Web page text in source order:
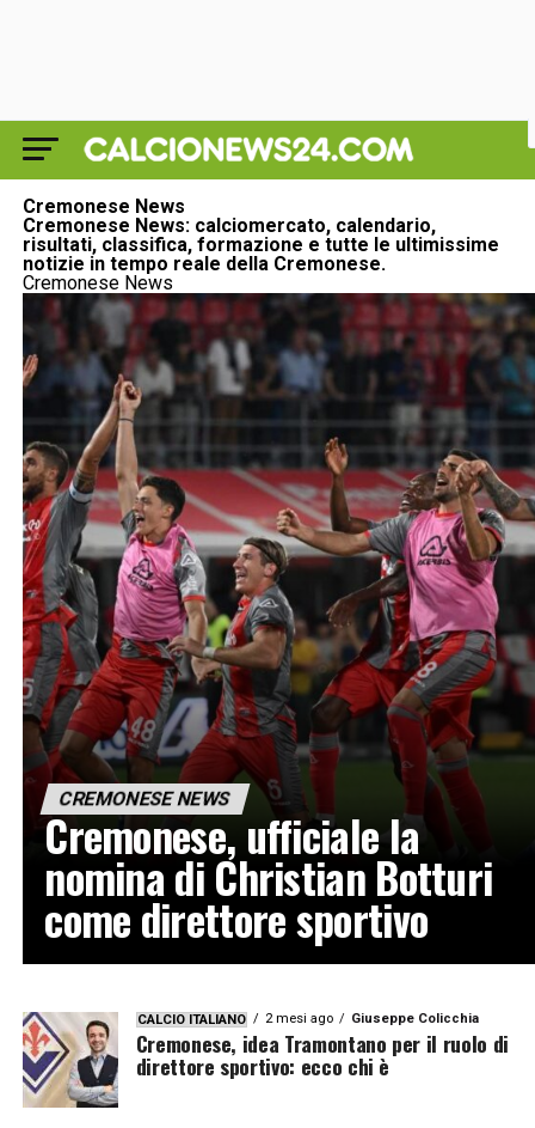
Cremonese News
Cremonese News: calciomercato, calendario,
risultati, classifica, formazione e tutte le ultimissime
notizie in tempo reale della Cremonese.
Cremonese News
CREMONESE NEWS
Cremonese, ufficiale la
nomina di Christian Botturi
come direttore sportivo
CALCIO ITALIANO 2 mesi ago Giuseppe Colicchia
Cremonese, idea Tramontano per il ruolo di
direttore sportivo: ecco chi è